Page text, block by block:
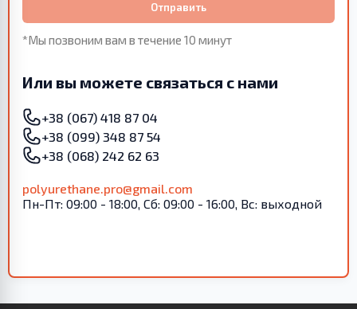
Отправить
*Мы позвоним вам в течение 10 минут
Или вы можете связаться с нами
+38 (067) 418 87 04
+38 (099) 348 87 54
+38 (068) 242 62 63
polyurethane.pro@gmail.com
Пн-Пт: 09:00 - 18:00, Сб: 09:00 - 16:00, Вс: выходной